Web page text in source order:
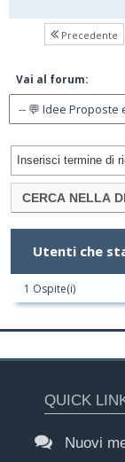
Precedente
Vai al forum:
Utenti che
1 Ospite(i)
QUICK
Nuovi